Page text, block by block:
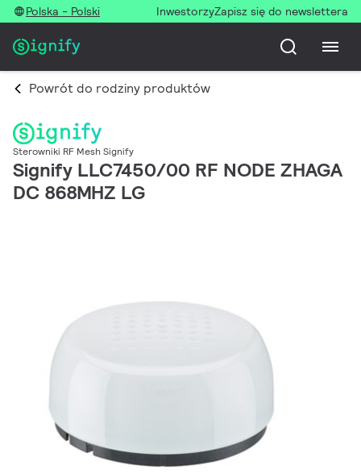
Polska - Polski InwestorzyZapisz się do newslettera
Powrót do rodziny produktów
Sterowniki RF Mesh Signify
Signify LLC7450/00 RF NODE ZHAGA
DC 868MHZ LG